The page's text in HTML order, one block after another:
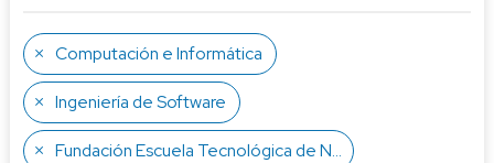
Computación e Informática
Ingeniería de Software
Fundación Escuela Tecnológica de Neiva